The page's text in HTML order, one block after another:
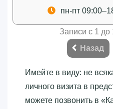
пн-пт
Записи с 1 до
Назад
Имейте в виду: не
личного визита в
можете позвонить в